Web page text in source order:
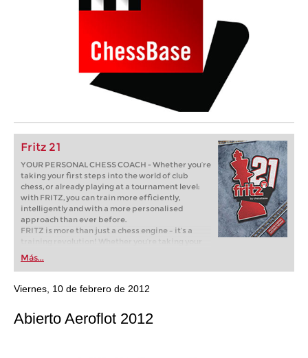
Fritz 21
YOUR PERSONAL CHESS COACH - Whether you’re
taking your first steps into the world of club
chess, or already playing at a tournament level:
with FRITZ, you can train more efficiently,
intelligently and with a more personalised
approach than ever before.
FRITZ is more than just a chess engine – it’s a
training revolution! Whether you’re taking your
first steps into the world of club chess, or already
playing at a tournament level: with FRITZ, you can
train more efficiently, intelligently and with a
more personalised approach than ever before.
Más...
Viernes, 10 de febrero de 2012
Abierto Aeroflot 2012